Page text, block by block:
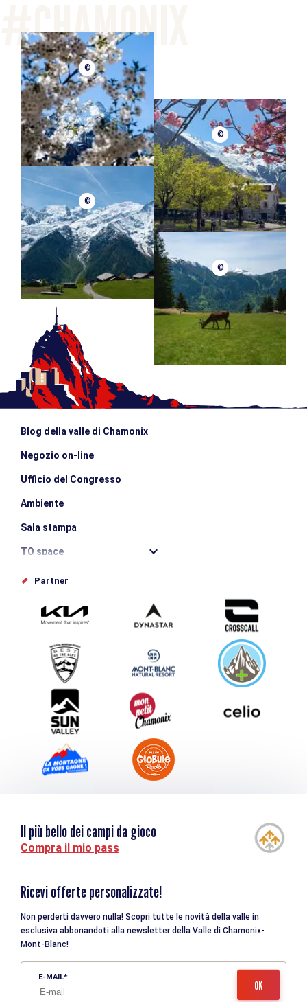
©
©
©
©
Blog della valle di Chamonix
Negozio on-line
Ufficio del Congresso
Ambiente
Sala stampa
TO space
Offices de tourisme
Inviate il vostro evento
Service groupes et séminaires
Scaricare
Turismo e disabilità
Partner
Il più bello dei campi da gioco
Compra il mio pass
Ricevi offerte personalizzate!
Non perderti davvero nulla! Scopri tutte le novità della valle in
esclusiva abbonandoti alla newsletter della Valle di Chamonix-
Mont-Blanc!
E-MAIL